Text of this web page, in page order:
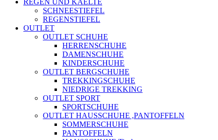
SCHNEESTIEFEL
REGENSTIEFEL
OUTLET
OUTLET SCHUHE
HERRENSCHUHE
DAMENSCHUHE
KINDERSCHUHE
OUTLET BERGSCHUHE
TREKKINGSCHUHE
NIEDRIGE TREKKING
OUTLET SPORT
SPORTSCHUHE
OUTLET HAUSSCHUHE ,PANTOFFELN
SOMMERSCHUHE
PANTOFFELN